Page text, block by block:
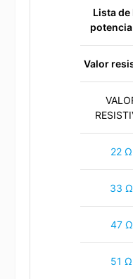
Lista
potencia
Valor
22 Ω
33 Ω
47 Ω
51 Ω